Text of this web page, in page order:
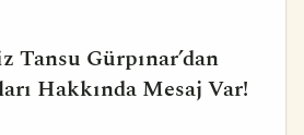
Tansu Gürpınar’dan
Hakkında Mesaj Var!